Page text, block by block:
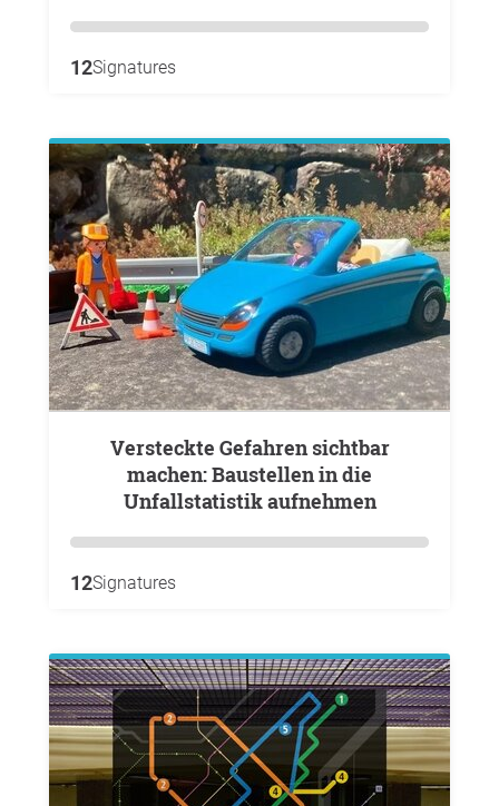
12Signatures
Versteckte Gefahren sichtbar
machen: Baustellen in die
Unfallstatistik aufnehmen
12Signatures